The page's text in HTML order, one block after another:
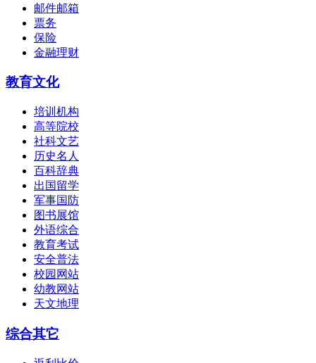
邮件邮箱
票务
保险
金融理财
教育文化
培训机构
高等院校
社科文艺
历史名人
百科辞典
出国留学
军事国防
图书展馆
外语综合
教育考试
安全普法
校园网站
幼教网站
天文地理
综合其它